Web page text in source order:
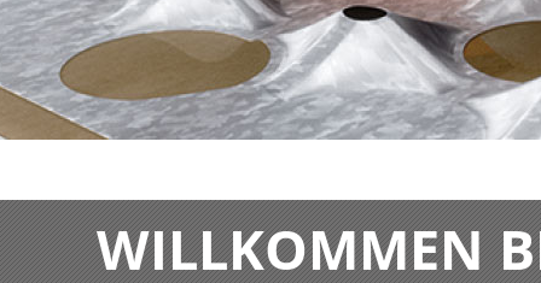
WILLKOMMEN